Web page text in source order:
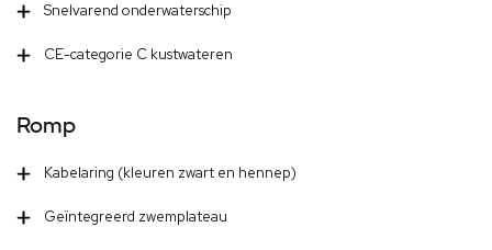
Snelvarend onderwaterschip
CE-categorie C kustwateren
Romp
Kabelaring (kleuren zwart en hennep)
Geïntegreerd zwemplateau